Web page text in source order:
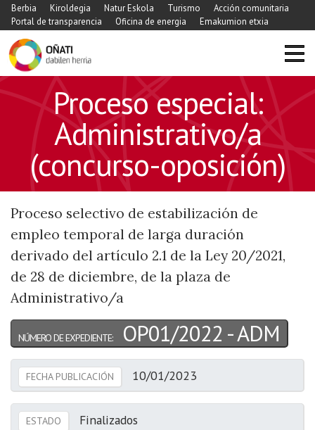
Berbia Kiroldegia Natur Eskola Turismo
Acción comunitaria
Portal de transparencia
Oficina de energia Emakumion etxia
Proceso especial:
Administrativo/a
(concurso-oposición)
Proceso selectivo de estabilización de
empleo temporal de larga duración
derivado del artículo 2.1 de la Ley 20/2021,
de 28 de diciembre, de la plaza de
Administrativo/a
NÚMERO DE EXPEDIENTE: OP01/2022 - ADM
FECHA PUBLICACIÓN 10/01/2023
ESTADO Finalizados